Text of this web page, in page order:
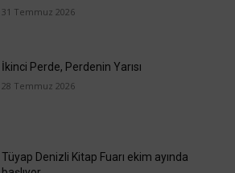
31 Temmuz 2026
İkinci Perde, Perdenin Yarısı
28 Temmuz 2026
Tüyap Denizli Kitap Fuarı ekim ayında